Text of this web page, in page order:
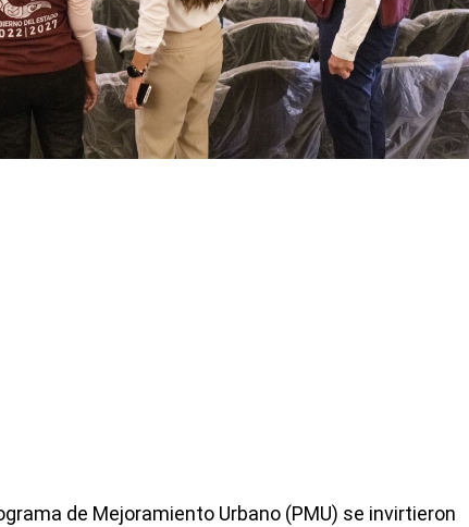
de Mejoramiento Urbano (PMU) se invirtieron